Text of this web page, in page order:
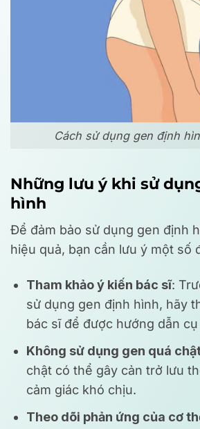
Cách sử dụng gen định
Những lưu ý khi sử
hình
Để đảm bảo sử dụng gen định
hiệu quả, bạn cần lưu ý một số
Tham khảo ý kiến bác sĩ:
sử dụng gen định hình, hãy
bác sĩ để được hướng dẫn
Không sử dụng gen quá
chật có thể gây cản trở lưu
cảm giác khó chịu.
Theo dõi phản ứng của cơ